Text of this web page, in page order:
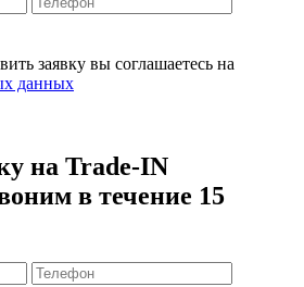
заявку вы соглашаетесь на
данных
на Trade-IN
в течение 15